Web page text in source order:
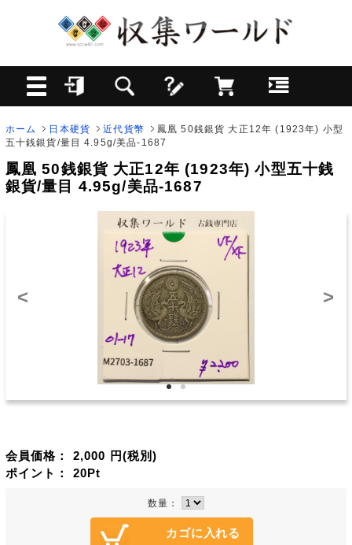
ホーム 日本硬貨 近代貨幣
鳳凰 50銭銀貨 大正12年 (1923年) 小型
五十銭銀貨/量目 4.95g/美品-1687
鳳凰 50銭銀貨 大正12年 (1923年) 小型五十銭
銀貨/量目 4.95g/美品-1687
< >
会員価格： 2,000 円(税別)
ポイント： 20Pt
数量：